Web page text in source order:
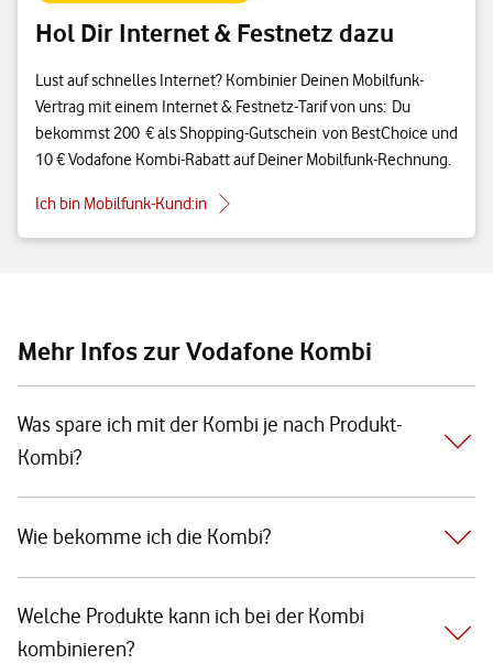
Hol Dir Internet & Festnetz dazu
Lust auf schnelles Internet? Kombinier Deinen Mobilfunk-
Vertrag mit einem Internet & Festnetz-Tarif von uns: Du
bekommst 200 € als Shopping-Gutschein von BestChoice und
10 € Vodafone Kombi-Rabatt auf Deiner Mobilfunk-Rechnung.
Ich bin Mobilfunk-Kund:in
Mehr Infos zur Vodafone Kombi
Was spare ich mit der Kombi je nach Produkt-
Kombi?
Wie bekomme ich die Kombi?
Welche Produkte kann ich bei der Kombi
kombinieren?